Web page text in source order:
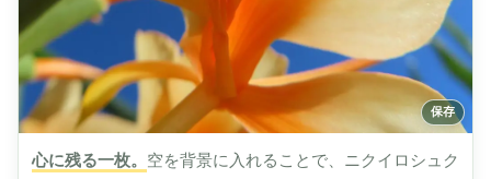
心に残る一枚。 空を背景に入れることで、ニクイロシュク